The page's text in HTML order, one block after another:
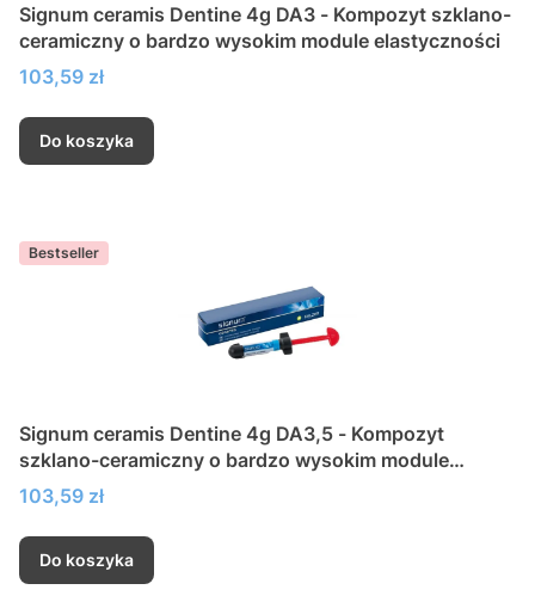
Signum ceramis Dentine 4g DA3 - Kompozyt szklano-
ceramiczny o bardzo wysokim module elastyczności
Cena
103,59 zł
Do koszyka
Bestseller
Signum ceramis Dentine 4g DA3,5 - Kompozyt
szklano-ceramiczny o bardzo wysokim module
elastyczności
Cena
103,59 zł
Do koszyka